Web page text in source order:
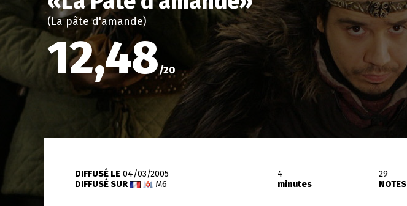
(La pâte d'amande)
12,48/20
DIFFUSÉ LE 04/03/2005
DIFFUSÉ SUR
M6
4
minutes
29
NOTES